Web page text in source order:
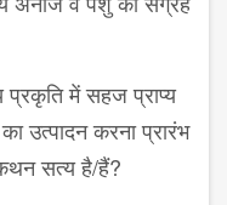
प्रकृति में सहज प्राप्य
करना प्रारंभ
सत्य है/हैं?